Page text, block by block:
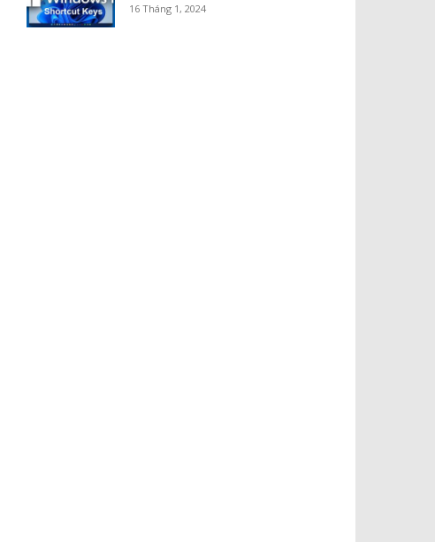
16 Tháng 1, 2024